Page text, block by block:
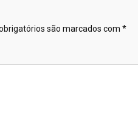
são marcados com *